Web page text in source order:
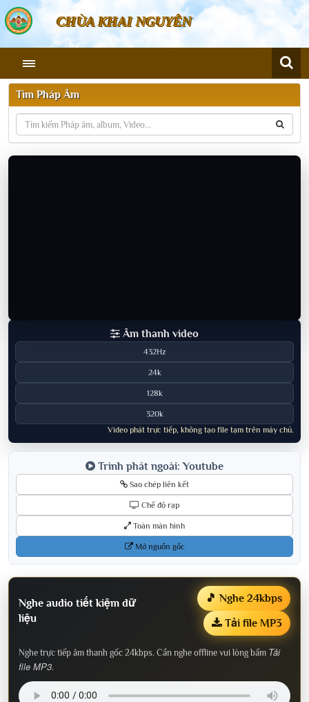
CHÙA KHAI NGUYÊN
Tìm Pháp Âm
Âm thanh video
432Hz
24k
128k
320k
Video phát trực tiếp, không tạo file tạm trên máy chủ.
Trình phát ngoài: Youtube
Sao chép liên kết
Chế độ rạp
Toàn màn hình
Mở nguồn gốc
Nghe audio tiết kiệm dữ
liệu
🎵 Nghe 24kbps
Tải file MP3
Nghe trực tiếp âm thanh gốc 24kbps. Cần nghe offline vui lòng bấm Tải
file MP3.